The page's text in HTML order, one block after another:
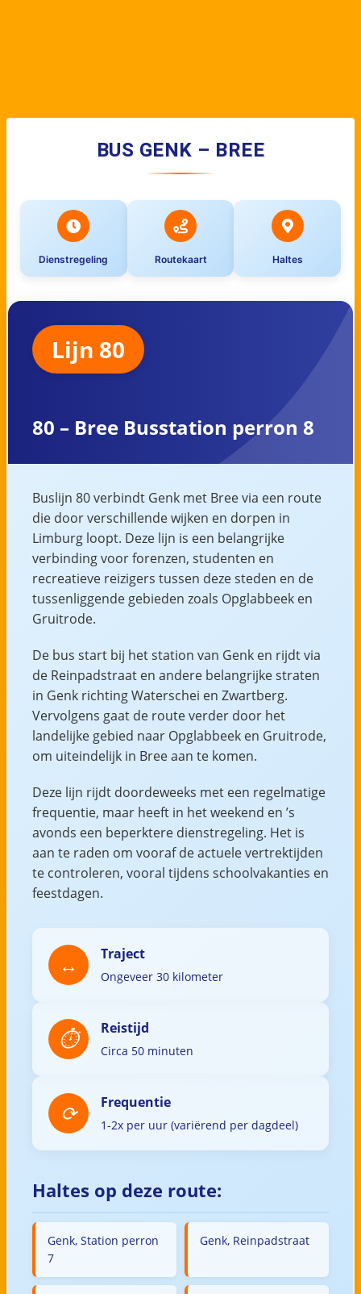
BUS GENK – BREE
Dienstregeling Routekaart Haltes
Lijn 80
80 – Bree Busstation perron 8
Buslijn 80 verbindt Genk met Bree via een route
die door verschillende wijken en dorpen in
Limburg loopt. Deze lijn is een belangrijke
verbinding voor forenzen, studenten en
recreatieve reizigers tussen deze steden en de
tussenliggende gebieden zoals Opglabbeek en
Gruitrode.
De bus start bij het station van Genk en rijdt via
de Reinpadstraat en andere belangrijke straten
in Genk richting Waterschei en Zwartberg.
Vervolgens gaat de route verder door het
landelijke gebied naar Opglabbeek en Gruitrode,
om uiteindelijk in Bree aan te komen.
Deze lijn rijdt doordeweeks met een regelmatige
frequentie, maar heeft in het weekend en ’s
avonds een beperktere dienstregeling. Het is
aan te raden om vooraf de actuele vertrektijden
te controleren, vooral tijdens schoolvakanties en
feestdagen.
Traject
Ongeveer 30 kilometer
Reistijd
Circa 50 minuten
Frequentie
1-2x per uur (variërend per dagdeel)
Haltes op deze route:
Genk, Station perron
7
Genk, Reinpadstraat